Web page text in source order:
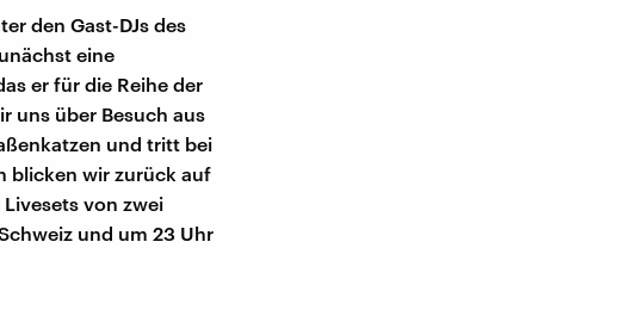
den Gast-DJs des
eine
er für die Reihe der
uns über Besuch aus
und tritt bei
blicken wir zurück auf
von zwei
und um 23 Uhr